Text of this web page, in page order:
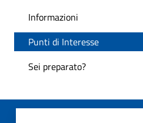
Informazioni
Punti di Interesse
Sei preparato?